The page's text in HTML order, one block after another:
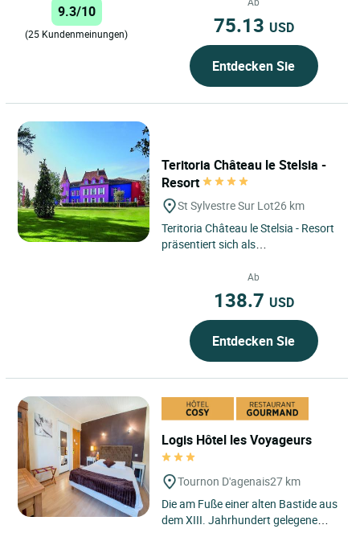
9.3/10
(25 Kundenmeinungen) 75.13 USD
Entdecken Sie
Teritoria Château le Stelsia -
Resort
St Sylvestre Sur Lot26 km
Teritoria Château le Stelsia - Resort
präsentiert sich als
Saint Sylvestre sur Lot...
Ab
138.7 USD
Entdecken Sie
Logis Hôtel les Voyageurs
Tournon D'agenais27 km
Die am Fuße einer alten Bastide aus
dem XIII. Jahrhundert gelegene